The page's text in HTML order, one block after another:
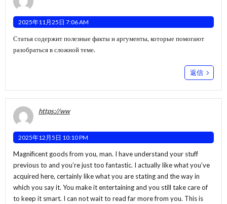
2025年11月25日 7:06 AM
Статья содержит полезные факты и аргументы, которые помогают
разобраться в сложной теме.
返信
https://ww
2025年12月5日 10:10 PM
Magnificent goods from you, man. I have understand your stuff
previous to and you’re just too fantastic. I actually like what you’ve
acquired here, certainly like what you are stating and the way in
which you say it. You make it entertaining and you still take care of
to keep it smart. I can not wait to read far more from you. This is